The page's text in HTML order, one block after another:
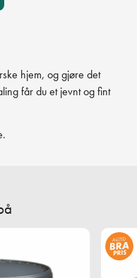
hjem, og gjøre det
får du et jevnt og fint